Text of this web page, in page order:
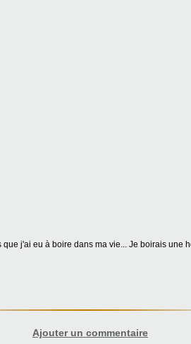
que j'ai eu à boire dans ma vie... Je boirais une
Ajouter un commentaire